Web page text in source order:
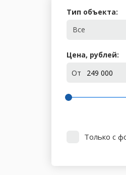
Тип объекта:
Все
Цена, рублей:
От
Только с